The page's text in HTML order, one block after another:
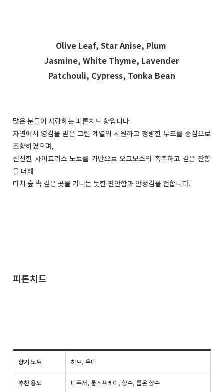
Olive Leaf, Star Anise, Plum
Jasmine, White Thyme, Lavender
Patchouli, Cypress, Tonka Bean
많은 분들이 사랑하는 피톤치드 향입니다.
자연에서 영감을 받은 그린 계열의 시원하고 청량한 무드를 중심으로
조향하였으며,
선선한 사이프러스 노트를 기반으로 오크모스의 촉촉하고 깊은 잔향
을 더해
마치 숲 속 깊은 곳을 거니는 듯한 편안함과 안정감을 전합니다.
피톤치드
향기 노트 허브, 우디
추천 용도 디퓨저, 룸스프레이, 향수, 롤온 향수